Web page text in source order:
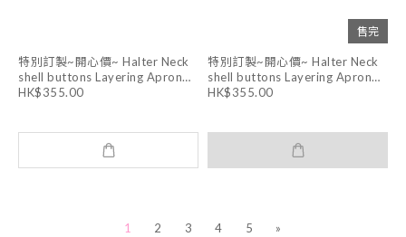
特別訂製~開心價~ Halter Neck
shell buttons Layering Apron
Dress (WHITE )
HK$355.00
售完
特別訂製~開心價~ Halter Neck
shell buttons Layering Apron
Dress (DARK GREY)
HK$355.00
1 2 3 4 5 »